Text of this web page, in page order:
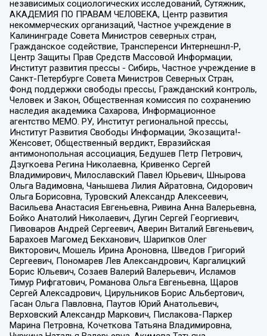
независимых социологических исследований, Сутяжник,
АКАДЕМИЯ ПО ПРАВАМ ЧЕЛОВЕКА, Центр развития
некоммерческих организаций, Частное учреждение в
Калининграде Совета Министров северных стран,
Гражданское содействие, Трансперенси Интернешнл-Р,
Центр Защиты Прав Средств Массовой Информации,
Институт развития прессы - Сибирь, Частное учреждение в
Санкт-Петербурге Совета Министров Северных Стран,
Фонд поддержки свободы прессы, Гражданский контроль,
Человек и Закон, Общественная комиссия по сохранению
наследия академика Сахарова, Информационное
агентство МЕМО. РУ, Институт региональной прессы,
Институт Развития Свободы Информации, Экозащита!-
Женсовет, Общественный вердикт, Евразийская
антимонопольная ассоциация, Бедушев Петр Петрович,
Дзугкоева Регина Николаевна, Кривенко Сергей
Владимирович, Милославский Павел Юрьевич, Шнырова
Ольга Вадимовна, Чанышева Лилия Айратовна, Сидорович
Ольга Борисовна, Туровский Александр Алексеевич,
Васильева Анастасия Евгеньевна, Ривина Анна Валерьевна,
Бойко Анатолий Николаевич, Дугин Сергей Георгиевич,
Пивоваров Андрей Сергеевич, Аверин Виталий Евгеньевич,
Барахоев Магомед Бекханович, Шарипков Олег
Викторович, Мошель Ирина Ароновна, Шведов Григорий
Сергеевич, Пономарев Лев Александрович, Каргалицкий
Борис Юльевич, Созаев Валерий Валерьевич, Исламов
Тимур Рифгатович, Романова Ольга Евгеньевна, Щаров
Сергей Алексадрович, Цирульников Борис Альбертович,
Гасан Ольга Павловна, Паутов Юрий Анатольевич,
Верховский Александр Маркович, Пислакова-Паркер
Марина Петровна, Кочеткова Татьяна Владимировна,